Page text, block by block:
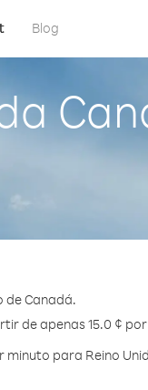
Blog
de Canadá.
de apenas 15.0 ¢
para Reino